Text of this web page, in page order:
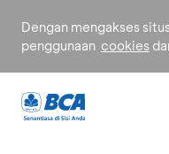
Dengan mengakses
penggunaan cookies